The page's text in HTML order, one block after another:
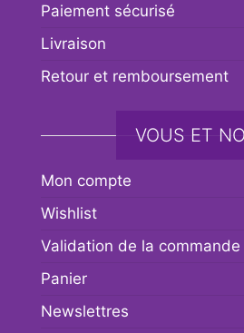
Paiement sécurisé
Livraison
Retour et remboursement
VOUS ET
Mon compte
Wishlist
Validation de la commande
Panier
Newslettres